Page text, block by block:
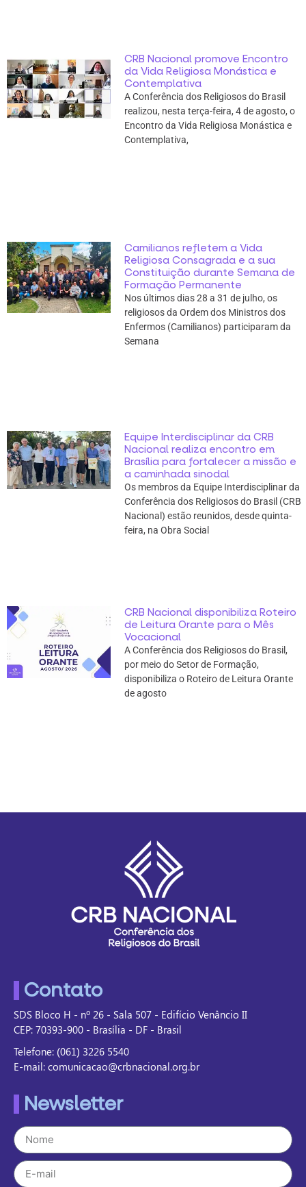
CRB Nacional promove Encontro
da Vida Religiosa Monástica e
Contemplativa
A Conferência dos Religiosos do Brasil
realizou, nesta terça-feira, 4 de agosto, o
Encontro da Vida Religiosa Monástica e
Contemplativa,
Camilianos refletem a Vida
Religiosa Consagrada e a sua
Constituição durante Semana de
Formação Permanente
Nos últimos dias 28 a 31 de julho, os
religiosos da Ordem dos Ministros dos
Enfermos (Camilianos) participaram da
Semana
Equipe Interdisciplinar da CRB
Nacional realiza encontro em
Brasília para fortalecer a missão e
a caminhada sinodal
Os membros da Equipe Interdisciplinar da
Conferência dos Religiosos do Brasil (CRB
Nacional) estão reunidos, desde quinta-
feira, na Obra Social
CRB Nacional disponibiliza Roteiro
de Leitura Orante para o Mês
Vocacional
A Conferência dos Religiosos do Brasil,
por meio do Setor de Formação,
disponibiliza o Roteiro de Leitura Orante
de agosto
Contato
SDS Bloco H - nº 26 - Sala 507 - Edifício Venâncio II
CEP: 70393-900 - Brasília - DF - Brasil
Telefone: (061) 3226 5540
E-mail: comunicacao@crbnacional.org.br
Newsletter